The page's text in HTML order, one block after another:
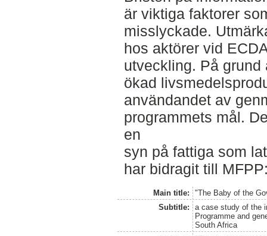
är viktiga faktorer
misslyckade.
hos aktörer vid
utveckling. På
ökad
användandet av
programmets mål.
en
syn på fattiga som
har bidragit till
Main title:
"The Baby of the
Subtitle:
a case study of the
Programme and
South Africa